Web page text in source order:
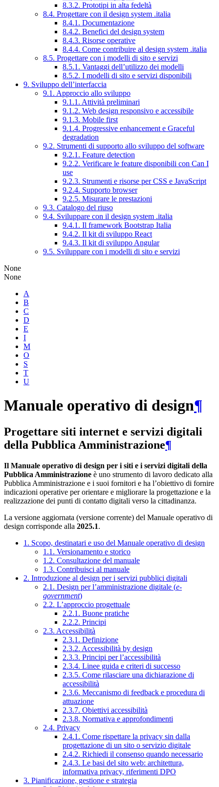
8.3.2. Prototipi in alta fedeltà
8.4. Progettare con il design system .italia
8.4.1. Documentazione
8.4.2. Benefici del design system
8.4.3. Risorse operative
8.4.4. Come contribuire al design system .italia
8.5. Progettare con i modelli di sito e servizi
8.5.1. Vantaggi dell’utilizzo dei modelli
8.5.2. I modelli di sito e servizi disponibili
9. Sviluppo dell’interfaccia
9.1. Approccio allo sviluppo
9.1.1. Attività preliminari
9.1.2. Web design responsivo e accessibile
9.1.3. Mobile first
9.1.4. Progressive enhancement e Graceful
degradation
9.2. Strumenti di supporto allo sviluppo del software
9.2.1. Feature detection
9.2.2. Verificare le feature disponibili con Can I
use
9.2.3. Strumenti e risorse per CSS e JavaScript
9.2.4. Supporto browser
9.2.5. Misurare le prestazioni
9.3. Catalogo del riuso
9.4. Sviluppare con il design system .italia
9.4.1. Il framework Bootstrap Italia
9.4.2. Il kit di sviluppo React
9.4.3. Il kit di sviluppo Angular
9.5. Sviluppare con i modelli di sito e servizi
None
None
A
B
C
D
E
I
M
O
S
T
U
Manuale operativo di design¶
Progettare siti internet e servizi digitali
della Pubblica Amministrazione¶
Il Manuale operativo di design per i siti e i servizi digitali della
Pubblica Amministrazione è uno strumento di lavoro dedicato alla
Pubblica Amministrazione e i suoi fornitori e ha l’obiettivo di fornire
indicazioni operative per orientare e migliorare la progettazione e la
realizzazione dei punti di contatto digitali verso la cittadinanza.
La versione aggiornata (versione corrente) del Manuale operativo di
design corrisponde alla 2025.1.
1. Scopo, destinatari e uso del Manuale operativo di design
1.1. Versionamento e storico
1.2. Consultazione del manuale
1.3. Contribuisci al manuale
2. Introduzione al design per i servizi pubblici digitali
2.1. Design per l’amministrazione digitale (e-
government)
2.2. L’approccio progettuale
2.2.1. Buone pratiche
2.2.2. Principi
2.3. Accessibilità
2.3.1. Definizione
2.3.2. Accessibilità by design
2.3.3. Principi per l’accessibilità
2.3.4. Linee guida e criteri di successo
2.3.5. Come rilasciare una dichiarazione di
accessibilità
2.3.6. Meccanismo di feedback e procedura di
attuazione
2.3.7. Obiettivi accessibilità
2.3.8. Normativa e approfondimenti
2.4. Privacy
2.4.1. Come rispettare la privacy sin dalla
progettazione di un sito o servizio digitale
2.4.2. Richiedi il consenso quando necessario
2.4.3. Le basi del sito web: architettura,
informativa privacy, riferimenti DPO
3. Pianificazione, gestione e strategia